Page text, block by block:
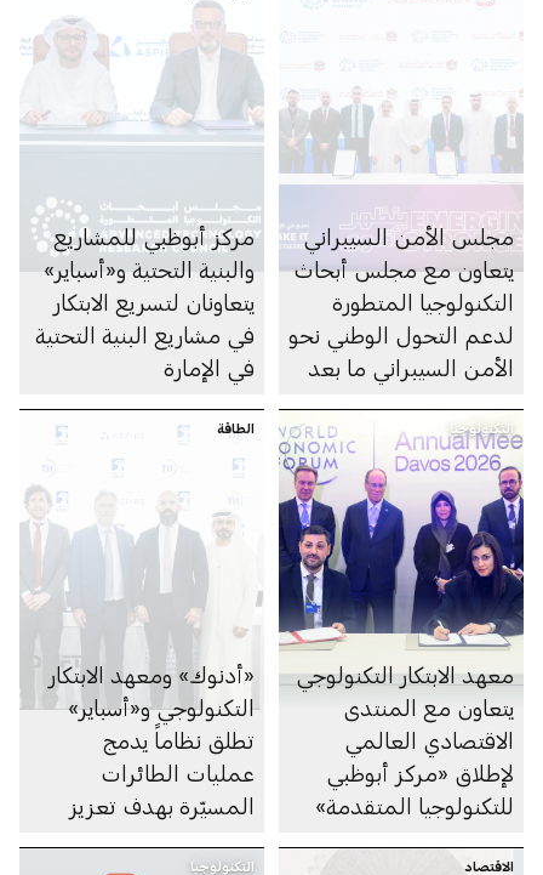
مجلس الأمن السيبراني
يتعاون مع مجلس أبحاث
التكنولوجيا المتطورة
لدعم التحول الوطني نحو
الأمن السيبراني ما بعد
مركز أبوظبي للمشاريع
والبنية التحتية و«أسباير»
يتعاونان لتسريع الابتكار
في مشاريع البنية التحتية
في الإمارة
التكنولوجيا
معهد الابتكار التكنولوجي
يتعاون مع المنتدى
الاقتصادي العالمي
لإطلاق «مركز أبوظبي
للتكنولوجيا المتقدمة»
الطاقة
«أدنوك» ومعهد الابتكار
التكنولوجي و«أسباير»
تطلق نظاماً يدمج
عمليات الطائرات
المسيّرة بهدف تعزيز
الاقتصاد التكنولوجيا